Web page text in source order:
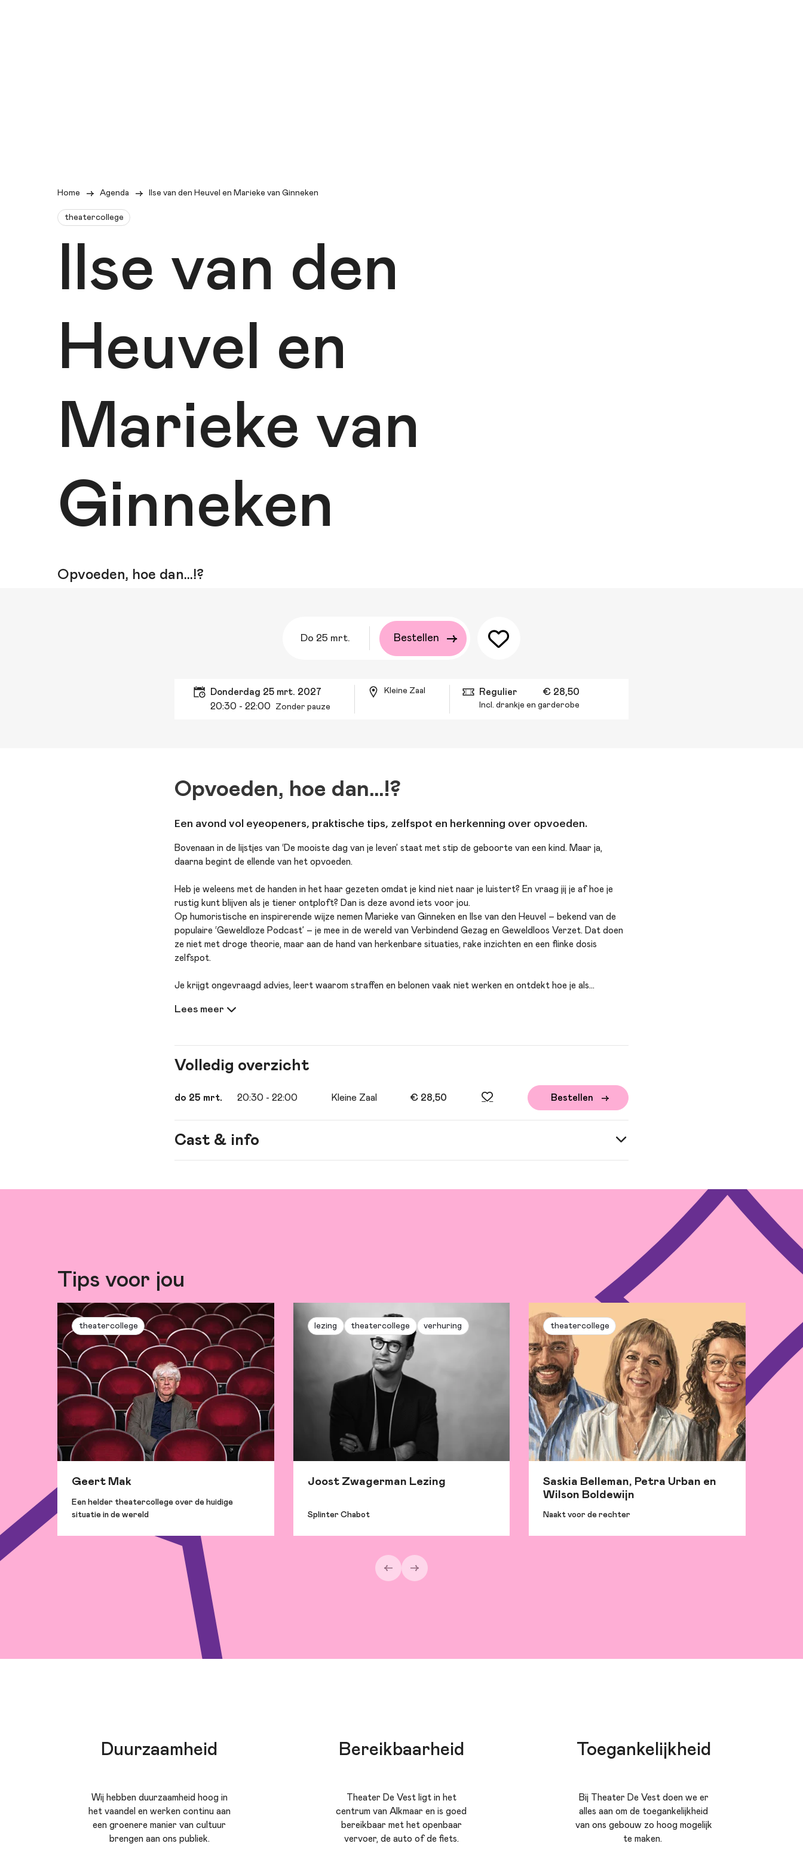
Home Agenda Ilse van den Heuvel en Marieke van Ginneken
theatercollege
Ilse van den
Heuvel en
Marieke van
Ginneken
Opvoeden, hoe dan…!?
do 25 mrt. Bestellen
donderdag 25 mrt. 2027
20:30 - 22:00 Zonder pauze
Kleine Zaal Regulier € 28,50
Incl. drankje en garderobe
Opvoeden, hoe dan…!?
Een avond vol eyeopeners, praktische tips, zelfspot en herkenning over opvoeden.
Bovenaan in de lijstjes van ‘De mooiste dag van je leven’ staat met stip de geboorte van een kind. Maar ja,
daarna begint de ellende van het opvoeden.
Heb je weleens met de handen in het haar gezeten omdat je kind niet naar je luistert? En vraag jij je af hoe je
rustig kunt blijven als je tiener ontploft? Dan is deze avond iets voor jou.
Op humoristische en inspirerende wijze nemen Marieke van Ginneken en Ilse van den Heuvel – bekend van de
populaire ‘Geweldloze Podcast’ – je mee in de wereld van Verbindend Gezag en Geweldloos Verzet. Dat doen
ze niet met droge theorie, maar aan de hand van herkenbare situaties, rake inzichten en een flinke dosis
zelfspot.
Je krijgt ongevraagd advies, leert waarom straffen en belonen vaak niet werken en ontdekt hoe je als
eyeopeners, praktische tips en vooral: herkenning.
Volledig overzicht
do 25 mrt. 20:30 - 22:00 Kleine Zaal € 28,50 Bestellen
Cast & info
Tips voor jou
theatercollege
Geert Mak
Een helder theatercollege over de huidige
situatie in de wereld
lezing theatercollege verhuring
Joost Zwagerman Lezing
Splinter Chabot
theatercollege
Saskia Belleman, Petra Urban en
Wilson Boldewijn
Naakt voor de rechter
Duurzaamheid
Wij hebben duurzaamheid hoog in
het vaandel en werken continu aan
een groenere manier van cultuur
brengen aan ons publiek.
Bereikbaarheid
Theater De Vest ligt in het
centrum van Alkmaar en is goed
bereikbaar met het openbaar
vervoer, de auto of de fiets.
Toegankelijkheid
Bij Theater De Vest doen we er
alles aan om de toegankelijkheid
van ons gebouw zo hoog mogelijk
te maken.